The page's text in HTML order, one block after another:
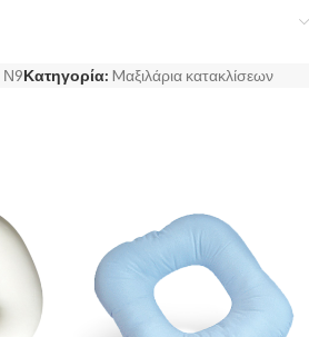
Ν9Κατηγορία: Mαξιλάρια κατακλίσεων